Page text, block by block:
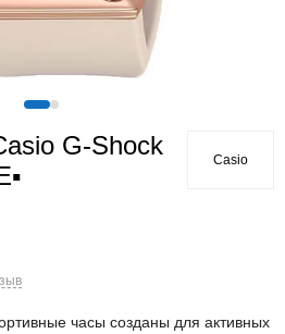
G-Shock
Casio
часы созданы для активных